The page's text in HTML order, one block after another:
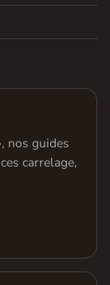
nos guides
carrelage,